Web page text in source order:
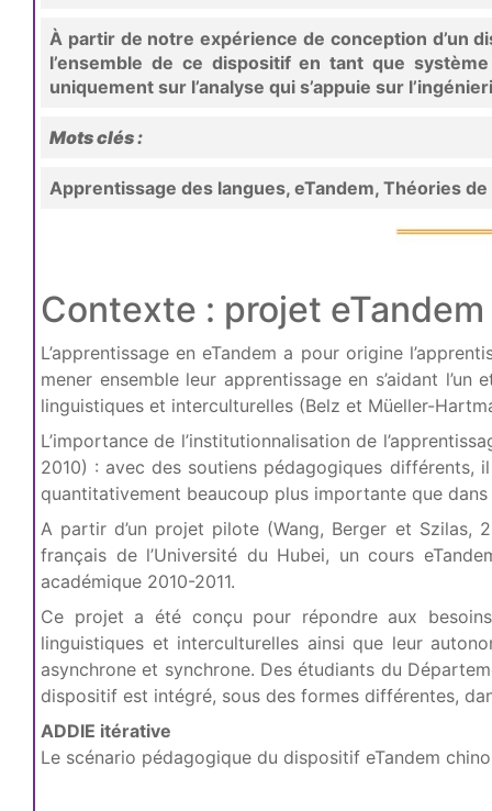
À partir de notre expérience de conception d’un
l’ensemble de ce dispositif en tant que
uniquement sur l’analyse qui s’appuie sur
Mots clés :
Apprentissage des langues, eTandem, Théories de
Contexte : projet
L’apprentissage en eTandem a pour origine
mener ensemble leur apprentissage en s’aidant
linguistiques et interculturelles (Belz et Müeller-
L’importance de l’institutionnalisation de
2010) : avec des soutiens pédagogiques différents,
quantitativement beaucoup plus importante que
A partir d’un projet pilote (Wang, Berger et Szilas,
français de l’Université du Hubei, un cours
académique 2010-2011.
Ce projet a été conçu pour répondre aux
linguistiques et interculturelles ainsi que leur
asynchrone et synchrone. Des étudiants du
dispositif est intégré, sous des formes différentes,
ADDIE itérative
Le scénario pédagogique du dispositif eTandem